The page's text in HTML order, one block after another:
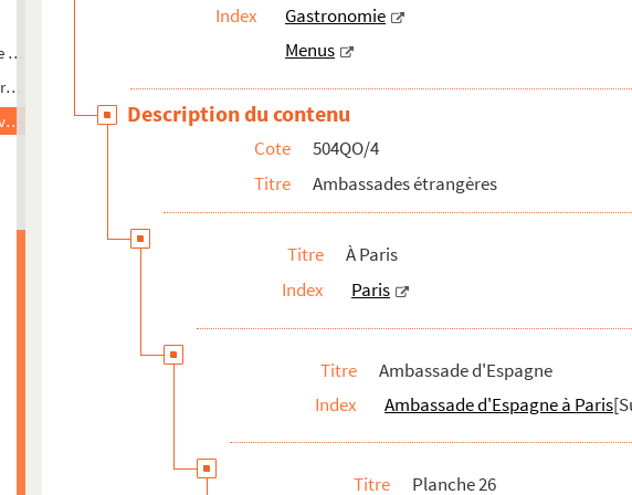
décembre 1887 en présence de la Duchesse de Fernan-Nunez
le 21 janvier en présence de l'Infante Eulalie
1892 en présence du Duc de Mandas
Index
Gastronomie
Menus
Description du contenu
Cote
504QO/4
Titre
Ambassades étrangères
Titre
À Paris
Index
Paris
Titre
Ambassade d'Espagne
Index
Ambassade d'Espagne à Paris
Titre Planche 26